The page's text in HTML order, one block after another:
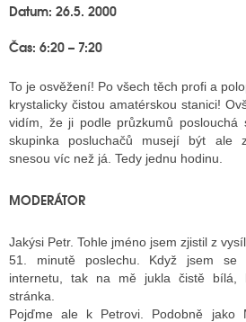
TELEVIZE
VYSÍLAČE
INTERNET
RÁDIA
STRÁNKY TV
Datum: 26.5. 2000
Čas: 6:20 – 7:20
To je osvěžení! Po všech těch profi a
krystalicky čistou amatérskou stanici!
vidím, že ji podle průzkumů poslouchá
skupinka posluchačů musejí být ale
snesou víc než já. Tedy jednu hodinu.
MODERÁTOR
Jakýsi Petr. Tohle jméno jsem zjistil z
51. minutě poslechu. Když jsem
internetu, tak na mě jukla čistě bílá,
stránka.
Pojďme ale k Petrovi. Podobně jako